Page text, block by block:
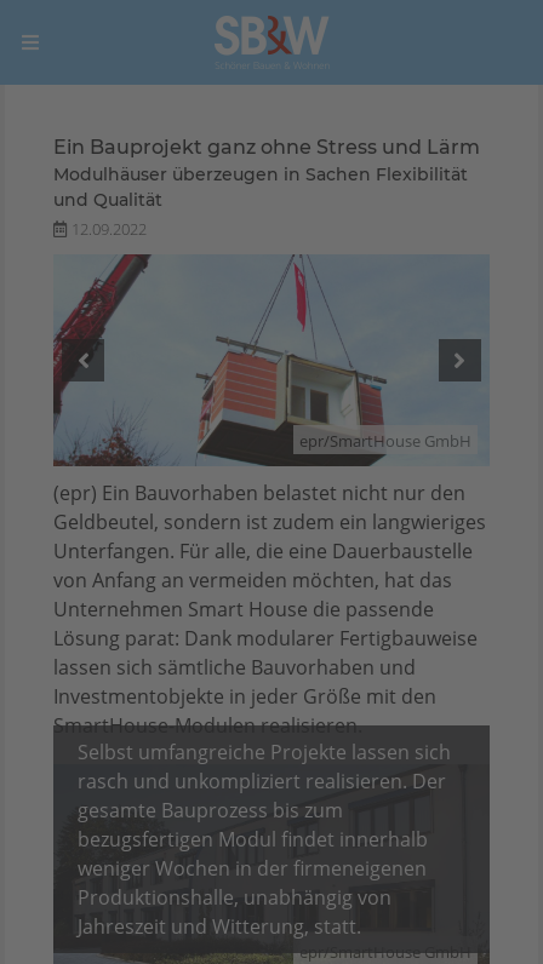
Ein Bauprojekt ganz ohne Stress und Lärm
Modulhäuser überzeugen in Sachen Flexibilität
und Qualität
12.09.2022
epr/SmartHouse GmbH
(epr) Ein Bauvorhaben belastet nicht nur den
Geldbeutel, sondern ist zudem ein langwieriges
Unterfangen. Für alle, die eine Dauerbaustelle
von Anfang an vermeiden möchten, hat das
Unternehmen Smart House die passende
Lösung parat: Dank modularer Fertigbauweise
lassen sich sämtliche Bauvorhaben und
Investmentobjekte in jeder Größe mit den
SmartHouse-Modulen realisieren.
epr/SmartHouse GmbH
Selbst umfangreiche Projekte lassen sich
rasch und unkompliziert realisieren. Der
gesamte Bauprozess bis zum
bezugsfertigen Modul findet innerhalb
weniger Wochen in der firmeneigenen
Produktionshalle, unabhängig von
Jahreszeit und Witterung, statt.